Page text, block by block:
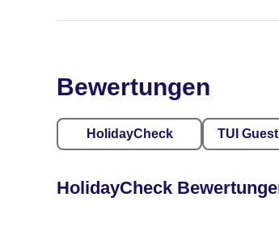
Bewertungen
HolidayCheck TUI
HolidayCheck